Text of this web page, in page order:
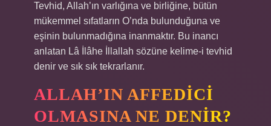
Tevhid, Allah’ın varlığına ve birliğine, bütün
mükemmel sıfatların O’nda bulunduğuna ve
eşinin bulunmadığına inanmaktır. Bu inancı
anlatan Lâ İlâhe İllallah sözüne kelime-i tevhid
denir ve sık sık tekrarlanır.
ALLAH’IN AFFEDICI
OLMASINA NE DENIR?